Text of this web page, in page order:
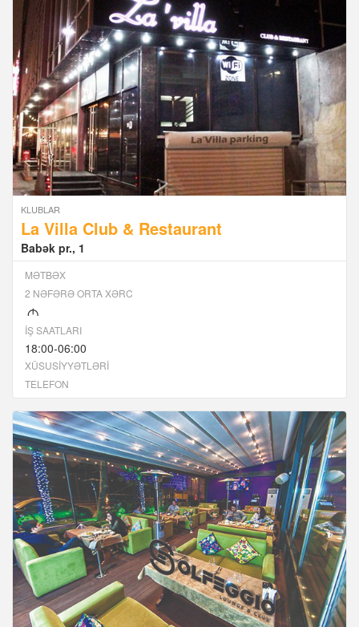
KLUBLAR
La Villa Club & Restaurant
Babək pr., 1
MƏTBƏX
2 NƏFƏRƏ ORTA XƏRC
M
İŞ SAATLARI
18:00-06:00
XÜSUSIYYƏTLƏRI
TELEFON